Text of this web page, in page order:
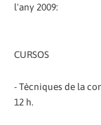
l'any 2009:
CURSOS
- Tècniques de la
12 h.